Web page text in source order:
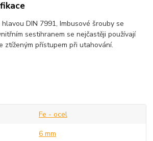
DIN 7991, Imbusové šrouby se
sestihranem se nejčastěji používají
ztíženým přístupem při utahování.
Fe - ocel
6 mm